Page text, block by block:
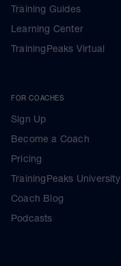
Training Guides
Learning Center
TrainingPeaks Virtual
FOR COACHES
Sign Up
Become a Coach
Pricing
TrainingPeaks University
Coach Blog
Podcasts